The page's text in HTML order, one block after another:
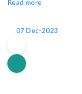
Read more
07 Dec-2023